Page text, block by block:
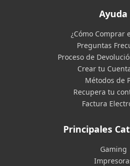
Ayuda
¿Cómo Comprar
Preguntas
Proceso de
Crear tu
Métodos de
Recupera tu
Factura
Principales
Gaming